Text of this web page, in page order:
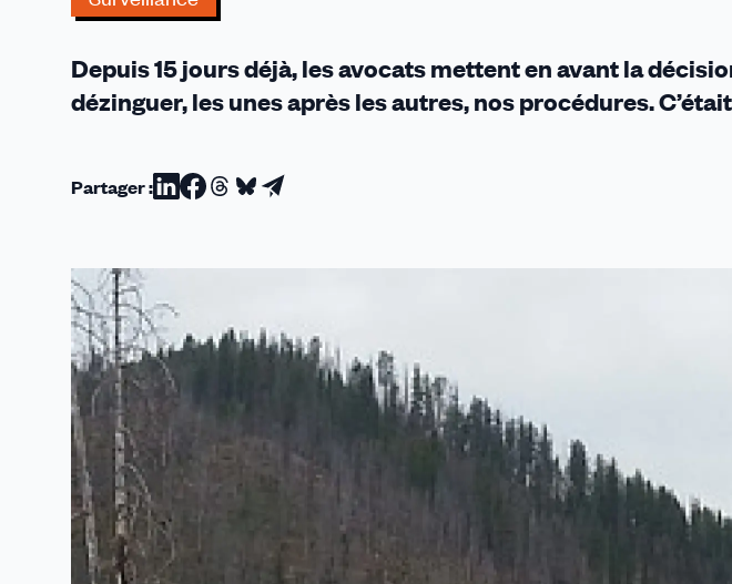
Depuis 15 jours déjà, les avocats mettent en avant la
dézinguer, les unes après les autres, nos procédures.
Partager :Partager
Linkedin
Partager
Facebook
Partager
Threads
Partager
Bluesky
Partager